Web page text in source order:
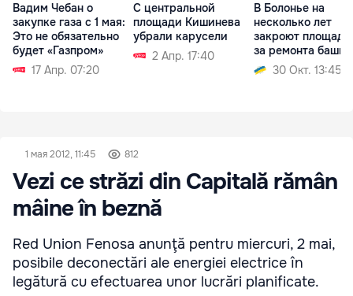
Вадим Чебан о
закупке газа с 1 мая:
Это не обязательно
будет «Газпром»
17 Апр. 07:20
С центральной
площади Кишинева
убрали карусели
2 Апр. 17:40
В Болонье на
несколько лет
закроют
за ремонта башни
30 Окт. 13:45
1 мая 2012, 11:45 812
Vezi ce străzi din Capitală rămân
mâine în beznă
Red Union Fenosa anunţă pentru miercuri, 2 mai,
posibile deconectări ale energiei electrice în
legătură cu efectuarea unor lucrări planificate.